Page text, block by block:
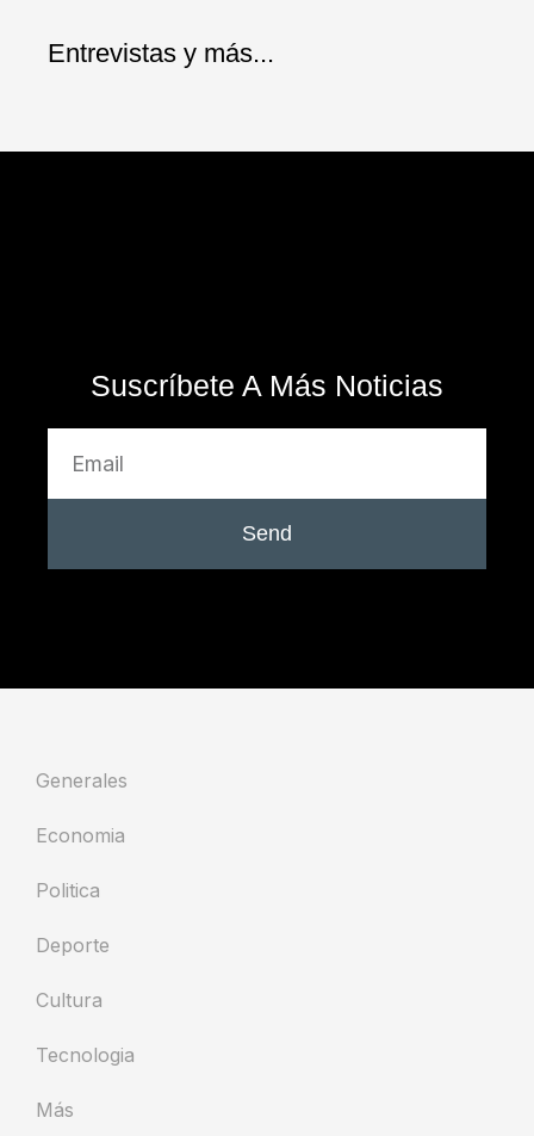
Entrevistas y más...
Suscríbete A Más Noticias
Send
Generales
Economia
Politica
Deporte
Cultura
Tecnologia
Más